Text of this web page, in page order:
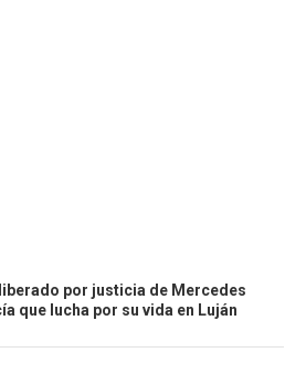
por justicia de Mercedes
que lucha por su vida en Luján